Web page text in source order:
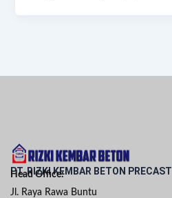
PT. RIZKI KEMBAR BETON PRECAST
Head Office:
Jl. Raya Rawa Buntu